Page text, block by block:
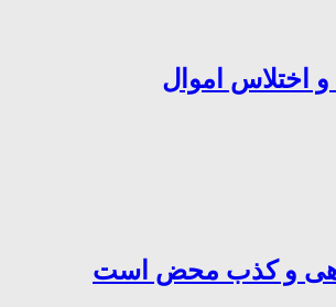
اختلاس اموال
واهی و کذب محض است